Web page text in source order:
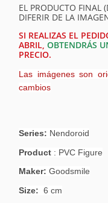
EL PRODUCTO FINAL
DIFERIR DE LA
SI REALIZAS EL
ABRIL, OBTENDRÁS
PRECIO.
Las imágenes son
cambios
Series: Nendoroid
Product : PVC Figure
Maker: Goodsmile
Size: 6 cm